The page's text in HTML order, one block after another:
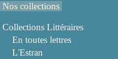
Nos collections
Collections Littéraires
En toutes lettres
L'Estran